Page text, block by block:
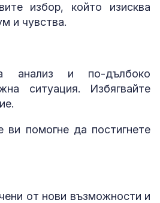
избор, който изисква
и чувства.
анализ и по-дълбоко
ситуация. Избягвайте
ви помогне да постигнете
от нови възможности и